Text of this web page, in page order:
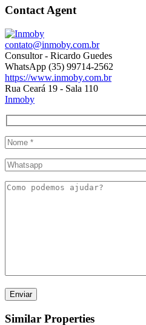
Contact Agent
contato@inmoby.com.br
Consultor - Ricardo Guedes
WhatsApp (35) 99714-2562
https://www.inmoby.com.br
Rua Ceará 19 - Sala 110
Inmoby
Similar Properties